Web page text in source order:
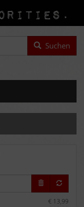
Suchen
€ 13,99